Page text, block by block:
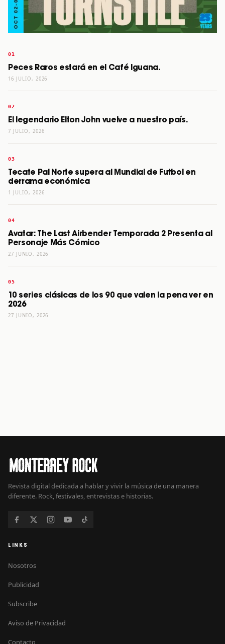
Peces Raros estará en el Café Iguana.
16 JULIO, 2026
El legendario Elton John vuelve a nuestro país.
7 JULIO, 2026
Tecate Pal Norte supera al Mundial de Futbol en
derrama económica
1 JULIO, 2026
Avatar: The Last Airbender Temporada 2 Presenta al
Personaje Más Cómico
27 JUNIO, 2026
10 series clásicas de los 90 que valen la pena ver en
2026
27 JUNIO, 2026
Revista digital dedicada a hablar y vivir la música de una manera
diferente. Rock, festivales, entrevistas e historias.
LINKS
Nosotros
Publicidad
Subscribe
Aviso de Privacidad
Contacto